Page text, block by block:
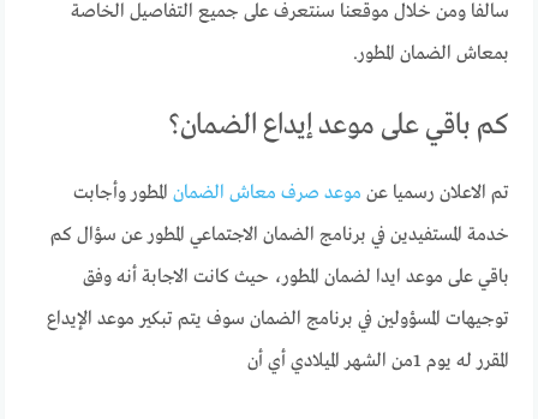
سالفا ومن خلال موقعنا سنتعرف على جميع التفاصيل الخاصة
بمعاش الضمان المطور.
كم باقي على موعد إيداع الضمان؟
تم الاعلان رسميا عن موعد صرف معاش الضمان المطور وأجابت
خدمة المستفيدين في برنامج الضمان الاجتماعي المطور عن سؤال كم
باقي على موعد ايدا لضمان المطور، حيث كانت الاجابة أنه وفق
توجيهات المسؤولين في برنامج الضمان سوف يتم تبكير موعد الإيداع
المقرر له يوم 1من الشهر الميلادي أي أن